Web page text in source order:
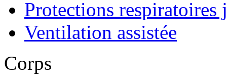
Protections respiratoires
Ventilation assistée
Corps